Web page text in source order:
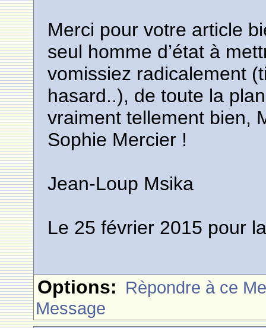
Merci pour votre article
seul homme d’état à
vomissiez radicalement
hasard..), de toute la
vraiment tellement bien,
Sophie Mercier !
Jean-Loup Msika
Le 25 février 2015 pour
Options: Rèpondre à ce
Message